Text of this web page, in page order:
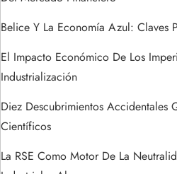
n
t
r
a
d
Belice Y La Economía Azul: Claves
El Impacto Económico De Los
Industrialización
Diez Descubrimientos Accidentales
Científicos
La RSE Como Motor De La